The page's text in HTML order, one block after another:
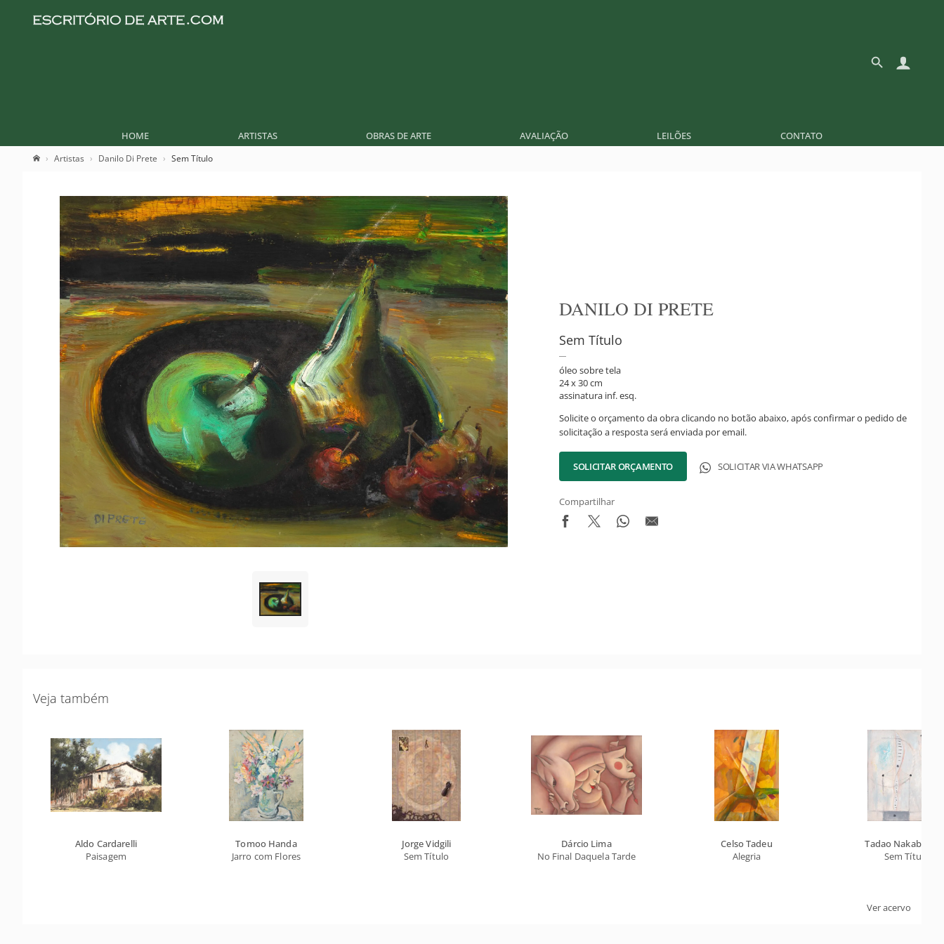
HOME ARTISTAS OBRAS DE ARTE AVALIAÇÃO LEILÕES CONTATO
Artistas Danilo Di Prete Sem Título
DANILO DI PRETE
Sem Título
óleo sobre tela
24 x 30 cm
assinatura inf. esq.
Solicite o orçamento da obra clicando no botão abaixo, após confirmar o pedido de
solicitação a resposta será enviada por email.
SOLICITAR ORÇAMENTO SOLICITAR VIA WHATSAPP
Compartilhar
Veja também
Aldo Cardarelli
Paisagem
Tomoo Handa
Jarro com Flores
Jorge Vidgili
Sem Título
Dárcio Lima
No Final Daquela Tarde
Celso Tadeu
Alegria
Tadao
Sem Título
Ver acervo